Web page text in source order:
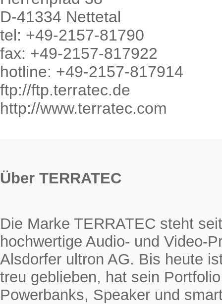
D-41334 Nettetal
tel: +49-2157-81790
fax: +49-2157-817922
hotline: +49-2157-817914
ftp://ftp.terratec.de
http://www.terratec.com
Über TERRATEC
Die Marke TERRATEC steht
hochwertige Audio- und Video-
Alsdorfer ultron AG. Bis heute
treu geblieben, hat sein
Powerbanks, Speaker und